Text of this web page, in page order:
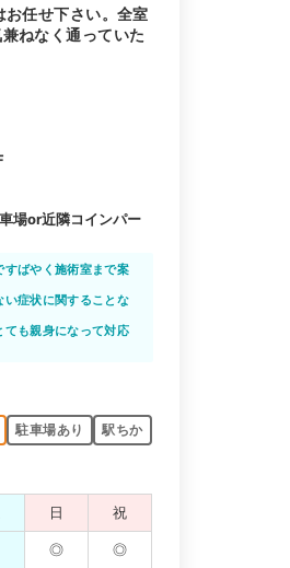
お任せ下さい。全室
ねなく通っていた
場or近隣コインパー
すばやく施術室まで案
症状に関することな
も親身になって対応
駐車場あり
駅ちか
日 祝
◎ ◎